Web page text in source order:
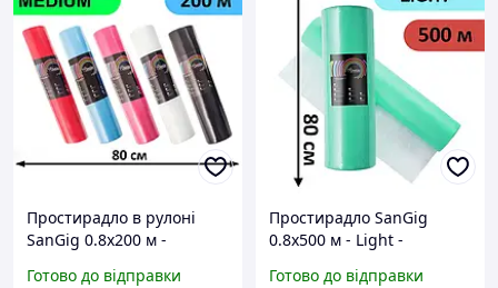
Простирадло в рулоні
SanGig 0.8х200 м -
Готово до відправки
Простирадло SanGig
0.8х500 м - Light -
Готово до відправки